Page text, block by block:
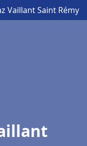
Vaillant Saint Rémy